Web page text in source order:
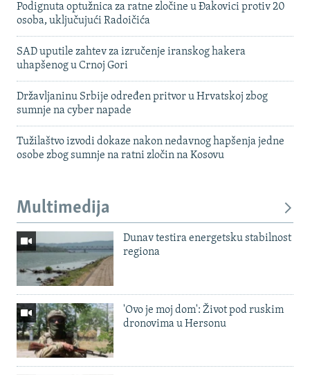
Podignuta optužnica za ratne zločine u Đakovici protiv 20
osoba, uključujući Radoičića
SAD uputile zahtev za izručenje iranskog hakera
uhapšenog u Crnoj Gori
Državljaninu Srbije određen pritvor u Hrvatskoj zbog
sumnje na cyber napade
Tužilaštvo izvodi dokaze nakon nedavnog hapšenja jedne
osobe zbog sumnje na ratni zločin na Kosovu
Multimedija
Dunav testira energetsku stabilnost
regiona
'Ovo je moj dom': Život pod ruskim
dronovima u Hersonu